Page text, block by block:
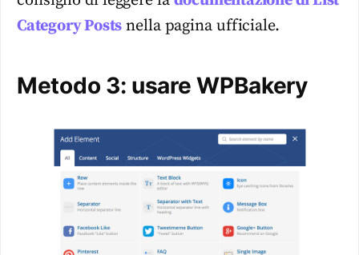
Category Posts nella pagina ufficiale.
Metodo 3: usare WPBakery